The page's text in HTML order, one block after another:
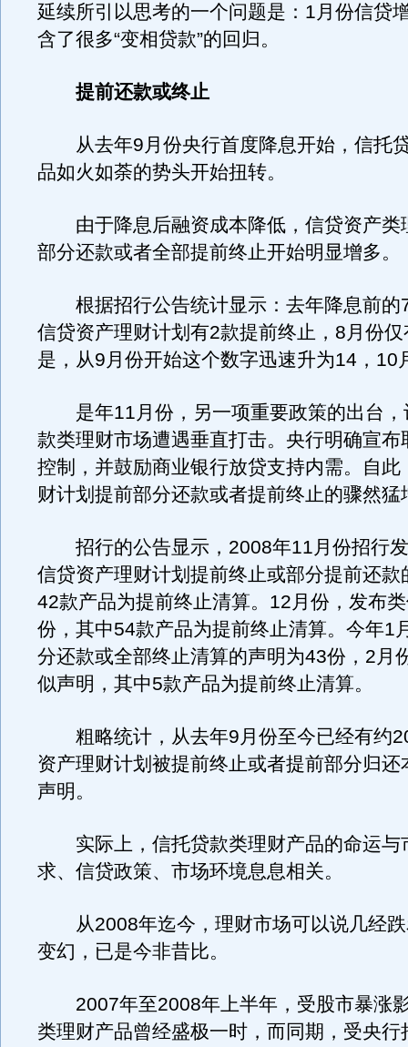
延续所引以思考的一个问题是：1月份信贷
含了很多“变相贷款”的回归。
提前还款或终止
从去年9月份央行首度降息开始，信托
品如火如荼的势头开始扭转。
由于降息后融资成本降低，信贷资产类
部分还款或者全部提前终止开始明显增多。
根据招行公告统计显示：去年降息前的
信贷资产理财计划有2款提前终止，8月份
是，从9月份开始这个数字迅速升为14，10
是年11月份，另一项重要政策的出台，
款类理财市场遭遇垂直打击。央行明确宣布
控制，并鼓励商业银行放贷支持内需。自此
财计划提前部分还款或者提前终止的骤然猛
招行的公告显示，2008年11月份招行
信贷资产理财计划提前终止或部分提前还款
42款产品为提前终止清算。12月份，发布
份，其中54款产品为提前终止清算。今年1
分还款或全部终止清算的声明为43份，2月
似声明，其中5款产品为提前终止清算。
粗略统计，从去年9月份至今已经有约
资产理财计划被提前终止或者提前部分归还
声明。
实际上，信托贷款类理财产品的命运与
求、信贷政策、市场环境息息相关。
从2008年迄今，理财市场可以说几经跌
变幻，已是今非昔比。
2007年至2008年上半年，受股市暴涨
类理财产品曾经盛极一时，而同期，受央行